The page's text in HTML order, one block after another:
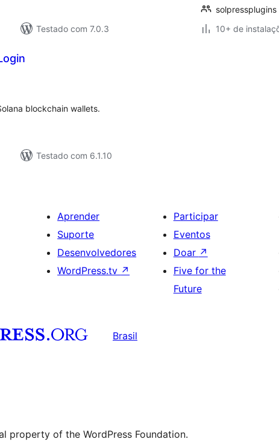
Testado com 7.0.3
solpressplugins
10+ de
blockchain wallets.
Testado com 6.1.10
Aprender
Suporte
Desenvolvedores
WordPress.tv ↗
Participar
Eventos
Doar ↗
Five for the
Future
Brasil
property of the WordPress Foundation.